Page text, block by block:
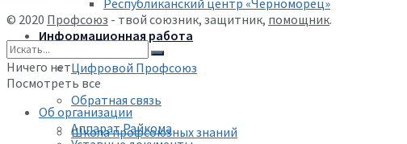
Республиканский центр «Черноморец»
Информационная работа
Цифровой Профсоюз
Обратная связь
Школа профсоюзных знаний
© 2020 Профсоюз - твой союзник, защитник, помощник.
Ничего нет
Посмотреть все
Об организации
Аппарат Райкома